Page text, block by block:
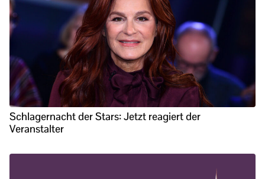
Schlagernacht der Stars: Jetzt reagiert der
Veranstalter